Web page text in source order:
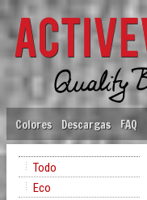
Colores Descargas FAQ
Todo
Eco